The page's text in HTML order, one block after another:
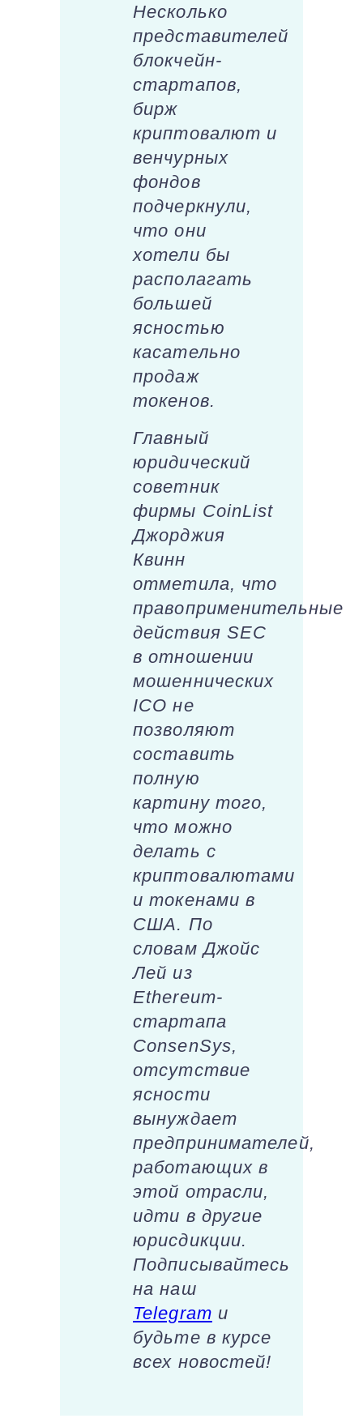
Несколько
представителей
блокчейн-
стартапов,
бирж
криптовалют и
венчурных
фондов
подчеркнули,
что они
хотели бы
располагать
большей
ясностью
касательно
продаж
токенов.
Главный
юридический
советник
фирмы CoinList
Джорджия
Квинн
отметила, что
правоприменительные
действия SEC
в отношении
мошеннических
ICO не
позволяют
составить
полную
картину того,
что можно
делать с
криптовалютами
и токенами в
США. По
словам Джойс
Лей из
Ethereum-
стартапа
ConsenSys,
отсутствие
ясности
вынуждает
предпринимателей,
работающих в
этой отрасли,
идти в другие
юрисдикции.
Подписывайтесь
на наш
Telegram и
будьте в курсе
всех новостей!